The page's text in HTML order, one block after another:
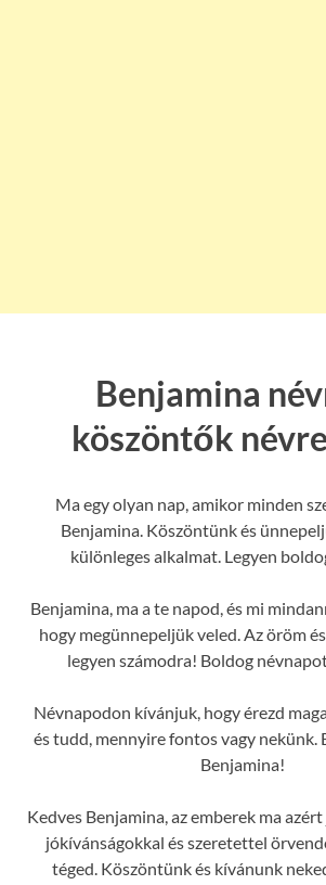
Benjamina
köszöntők
Ma egy olyan nap, amikor minden
Benjamina. Köszöntünk és
különleges alkalmat. Legyen
Benjamina, ma a te napod, és mi
hogy megünnepeljük veled. Az öröm
legyen számodra! Boldog
Névnapodon kívánjuk, hogy érezd
és tudd, mennyire fontos vagy nekünk.
Benjamina!
Kedves Benjamina, az emberek ma
jókívánságokkal és szeretettel
téged. Köszöntünk és kívánunk